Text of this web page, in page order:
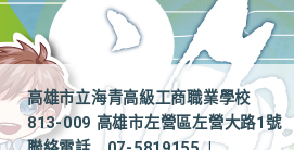
高雄市立海青高級工商職業學校
813-009 高雄市左營區左營大路1號